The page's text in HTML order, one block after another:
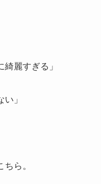
綺麗すぎる」
」
ら。